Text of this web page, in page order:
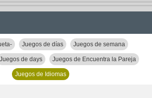
Juegos de días Juegos de semana
Juegos de days Juegos de Encuentra la Pareja
Juegos de Idiomas